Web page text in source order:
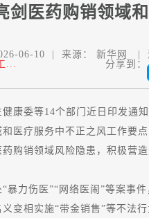
剑医药购销领域
06-10 来源： 新华网
... 分享到：
健康委等14个部门近日印发通
和医疗服务中不正之风工作要点
购销领域风险隐患，积极营
力伤医”“网络医闹”等案事件
变相实施“带金销售”等不法